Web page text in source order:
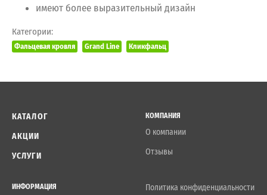
имеют более выразительный дизайн
Категории:
Фальцевая кровля Grand Line Кликфальц
КАТАЛОГ
АКЦИИ
УСЛУГИ
КОМПАНИЯ
О компании
Отзывы
ИНФОРМАЦИЯ
Политика конфиденциальности